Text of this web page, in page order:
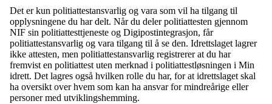
Det er kun politiattestansvarlig og vara som vil ha tilgang til
opplysningene du har delt. Når du deler politiattesten gjennom
NIF sin politiattesttjeneste og Digipostintegrasjon, får
politiattestansvarlig og vara tilgang til å se den. Idrettslaget lagrer
ikke attesten, men politiattestansvarlig registrerer at du har
fremvist en politiattest uten merknad i politiattestløsningen i Min
idrett. Det lagres også hvilken rolle du har, for at idrettslaget skal
ha oversikt over hvem som kan ha ansvar for mindreårige eller
personer med utviklingshemming.